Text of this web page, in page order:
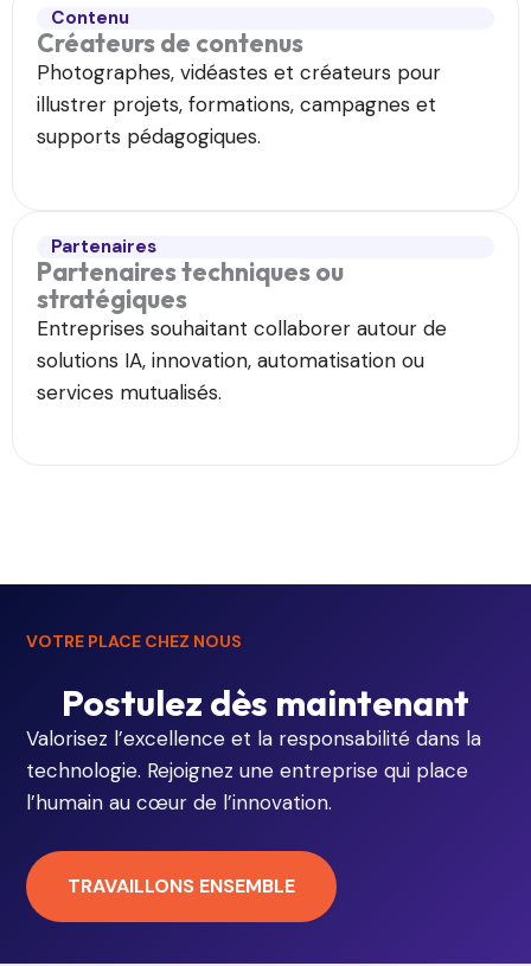
Contenu
Créateurs de contenus​
Photographes, vidéastes et créateurs pour
illustrer projets, formations, campagnes et
supports pédagogiques.
Partenaires
Partenaires techniques ou
stratégiques
Entreprises souhaitant collaborer autour de
solutions IA, innovation, automatisation ou
services mutualisés.
VOTRE PLACE CHEZ NOUS
Postulez dès maintenant
Valorisez l’excellence et la responsabilité dans la
technologie. Rejoignez une entreprise qui place
l’humain au cœur de l’innovation.
TRAVAILLONS ENSEMBLE